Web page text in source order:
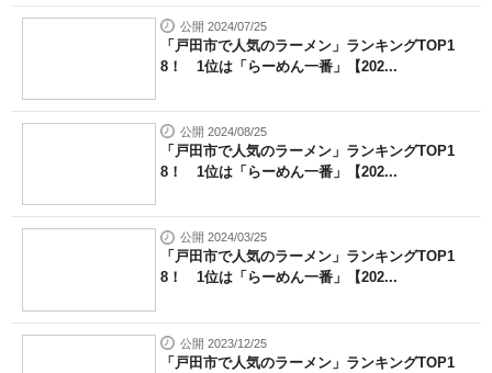
公開 2024/07/25
「戸田市で人気のラーメン」ランキングTOP1
8！ 1位は「らーめん一番」【202...
公開 2024/08/25
「戸田市で人気のラーメン」ランキングTOP1
8！ 1位は「らーめん一番」【202...
公開 2024/03/25
「戸田市で人気のラーメン」ランキングTOP1
8！ 1位は「らーめん一番」【202...
公開 2023/12/25
「戸田市で人気のラーメン」ランキングTOP1